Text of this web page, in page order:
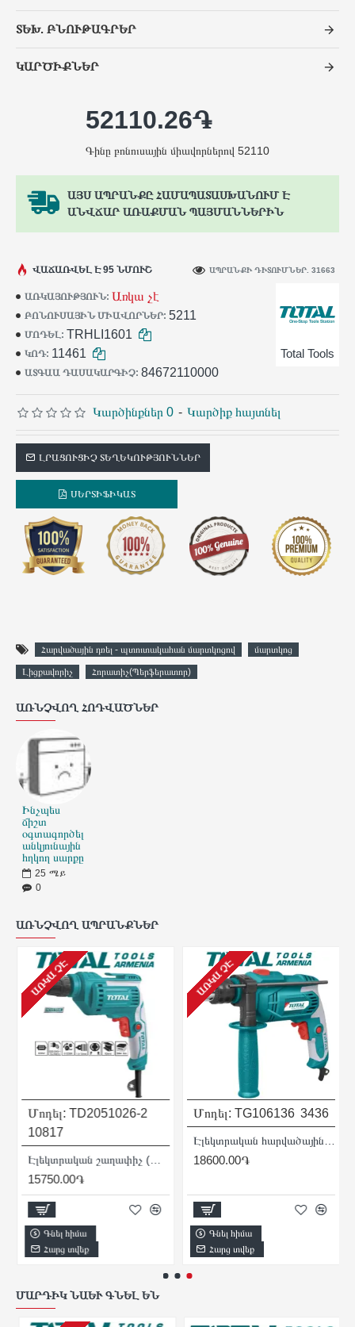
ՏԵԽ. ԲՆՈՒԹԱԳՐԵՐ
ԿԱՐԾԻՔՆԵՐ
ԱՅՍ ԱՊՐԱՆՔԸ ՀԱՄԱՊԱՏԱՍԽԱՆՈՒՄ Է
ԱՆՎՃԱՐ ԱՌԱՔՄԱՆ ՊԱՅՄԱՆՆԵՐԻՆ
ԱՌԿԱՅՈՒԹՅՈՒՆ: Առկա չէ
ԲՈՆՈՒՍԱՅԻՆ ՄԻԱՎՈՐՆԵՐ: 5211
ՄՈԴԵԼ: TRHLI1601
ԿՈԴ: 11461
ԱՏԳԱԱ ԴԱՍԱԿԱՐԳԻՉ: 84672110000
Total Tools
ՎԱՃԱՌՎԵԼ Է 95 ՆՄՈՒՇ ԱՊՐԱՆՔԻ ԴԻՏՈՒՄՆԵՐ. 31663
Կարծինքներ 0 - Կարծիք հայտնել
52110.26֏
Գինը բոնուսային միավորներով 52110
ԼՐԱՑՈՒՑԻՉ ՏԵՂԵԿՈՒԹՅՈՒՆՆԵՐ
ՍԵՐՏԻՖԻԿԱՏ
Հարվածային դռել - պտուտակահան մարտկոցով
մարտկոց
Լիցքավորիչ
Հորատիչ(Պերֆերատոր)
ԱՌՆՉՎՈՂ ՀՈԴՎԱԾՆԵՐ
Ինչպես
ճիշտ
օգտագործել
անկյունային
հղկող սարքը
25 ሜይ
0
ԱՌՆՉՎՈՂ ԱՊՐԱՆՔՆԵՐ
ԱՌԿԱ ՉԷ
Մոդել: TD2051026-2
10817
Էլեկտրական շաղափիչ (Դռել) / 500 Վտ / 3300 պ/ր / Արագսեղմվող / Արտադրական / INDUSTRIAL
15750.00֏
Գնել հիմա
Հարց տվեք
ԱՌԿԱ ՉԷ
Մոդել: TG106136 3436
18600.00֏
Գնել հիմա
Հարց տվեք
ՄԱՐԴԻԿ ՆԱԵՒ ԳՆԵԼ ԵՆ